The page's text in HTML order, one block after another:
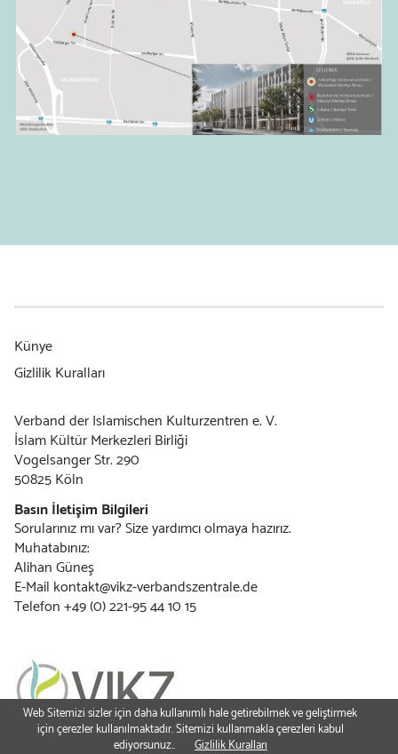
Skip
navigation
Künye
Gizlilik Kuralları
Verband der Islamischen Kulturzentren e. V.
İslam Kültür Merkezleri Birliği
Vogelsanger Str. 290
50825 Köln
Basın İletişim Bilgileri
Sorularınız mı var? Size yardımcı olmaya hazırız.
Muhatabınız:
Alihan Güneş
E-Mail kontakt@vikz-verbandszentrale.de
Telefon +49 (0) 221-95 44 10 15
Web Sitemizi sizler için daha kullanımlı hale getirebilmek ve geliştirmek
için çerezler kullanılmaktadır. Sitemizi kullanmakla çerezleri kabul
ediyorsunuz..
Gizlilik Kuralları